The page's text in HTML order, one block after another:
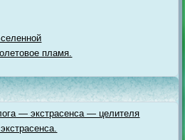
пламя.
— экстрасенса — целителя